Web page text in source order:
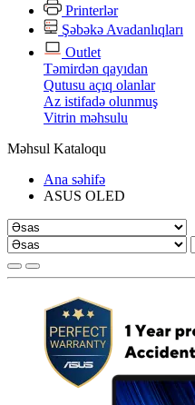
Printerlər
Şəbəkə Avadanlıqları
Outlet
Təmirdən qayıdan
Qutusu açıq olanlar
Az istifadə olunmuş
Vitrin məhsulu
Məhsul Kataloqu
Ana səhifə
ASUS OLED